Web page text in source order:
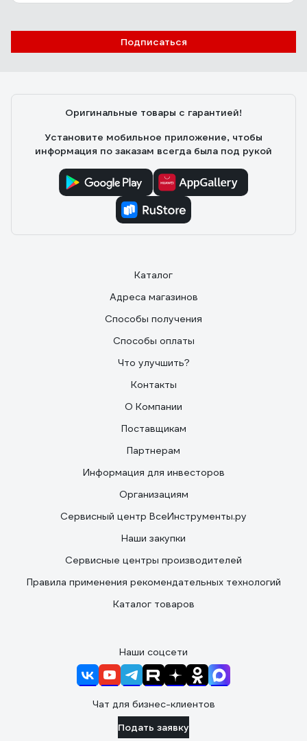
Подписаться
Оригинальные товары с гарантией!
Установите мобильное приложение, чтобы
информация по заказам всегда была под рукой
Каталог
Адреса магазинов
Способы получения
Способы оплаты
Что улучшить?
Контакты
О Компании
Поставщикам
Партнерам
Информация для инвесторов
Организациям
Сервисный центр ВсеИнструменты.ру
Наши закупки
Сервисные центры производителей
Правила применения рекомендательных технологий
Каталог товаров
Наши соцсети
Чат для бизнес-клиентов
Подать заявку